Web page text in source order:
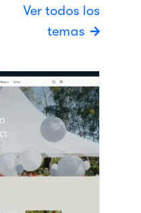
Ver todos los
temas